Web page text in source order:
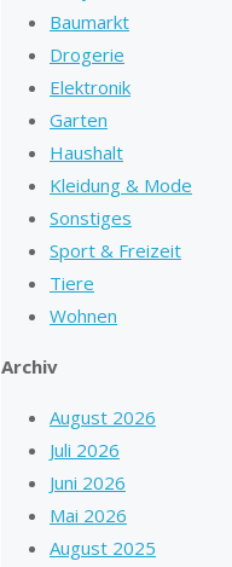
Baumarkt
Drogerie
Elektronik
Garten
Haushalt
Kleidung & Mode
Sonstiges
Sport & Freizeit
Tiere
Wohnen
Archiv
August 2026
Juli 2026
Juni 2026
Mai 2026
August 2025